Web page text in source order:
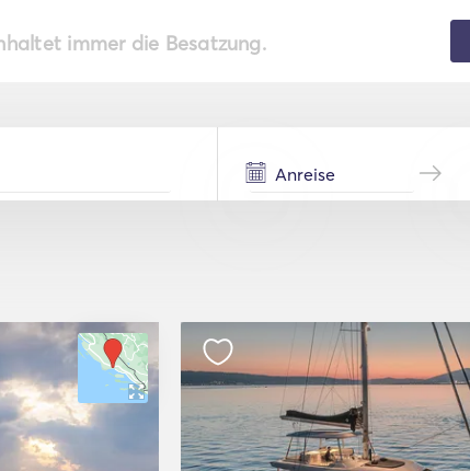
immer die Besatzung.